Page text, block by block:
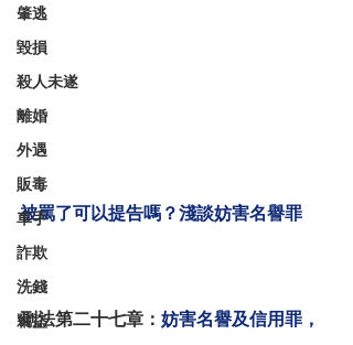
肇逃
毀損
殺人未遂
離婚
外遇
販毒
車手
詐欺
洗錢
竊盜
被罵了可以提告嗎？淺談妨害名譽罪
刑法第二十七章： 妨害名譽及信用罪，